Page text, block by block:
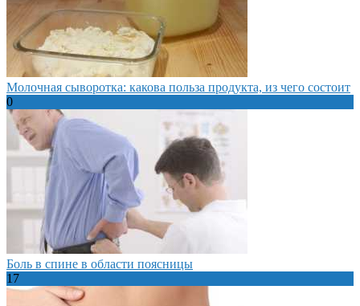
Молочная сыворотка: какова польза продукта, из чего состоит
0
Боль в спине в области поясницы
17